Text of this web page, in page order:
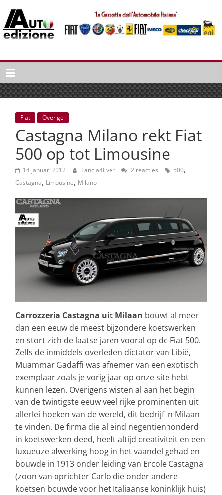
naar
inhoud
Auto
Edizione
La
Gazetta
dell'Automobile
Italiana
Italiaans
autonieuws
lifestyle
Fiat Overige
Castagna Milano rekt Fiat
500 op tot Limousine
14 januari 2012 Lancia4Ever 2 reacties 500,
Castagna, Limousine, Milano
Carrozzeria Castagna uit Milaan bouwt al meer
dan een eeuw de meest bijzondere koetswerken
en stort zich de laatse jaren vooral op de Fiat 500.
Zelfs de inmiddels overleden dictator van Libië,
Muammar Gadaffi was afnemer van een exotisch
exemplaar zoals je vorig jaar op onze site hebt
kunnen lezen. Overigens wisten al aan het begin
van de twintigste eeuw veel rijke prominenten uit
allerlei hoeken van de wereld, dit bedrijf in Milaan
te vinden. De firma die al eind negentienhonderd
in koetswerken deed, heeft altijd creativiteit en een
luxueuze afwerking hoog in het vaandel gehad en
bouwde in 1913 onder leiding van Ercole Castagna
(zoon van oprichter Carlo die onder andere
koetsen bouwde voor het Italiaanse koninklijk huis)